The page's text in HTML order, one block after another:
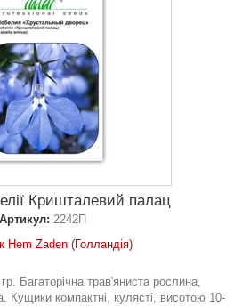
Кришталевий палац
Артикул: 2242П
Hem Zaden (Голландія)
Багаторічна трав'яниста рослина,
Кущики компактні, кулясті, висотою 10-